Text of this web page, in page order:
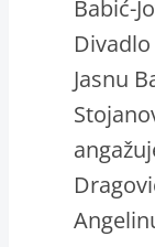
Babić-
Jasnu